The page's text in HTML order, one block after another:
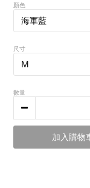
顏色
尺寸
數量
加入購物